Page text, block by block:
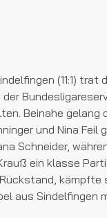
(11:1) trat
Beinahe gelang
und Nina Feil
Schneider,
ein klasse
kämpfte
aus Sindelfingen